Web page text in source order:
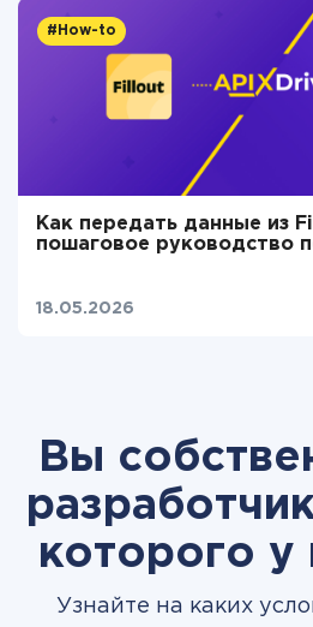
#How-to
Как передать данные из
пошаговое руководство
18.05.2026
Вы
которого у
Узнайте на каких